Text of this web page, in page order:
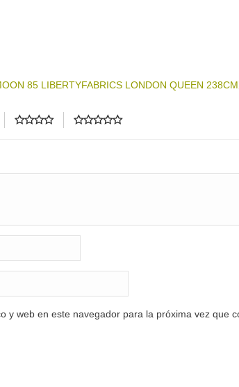
85 LIBERTYFABRICS LONDON QUEEN
y web en este navegador para la próxima vez que